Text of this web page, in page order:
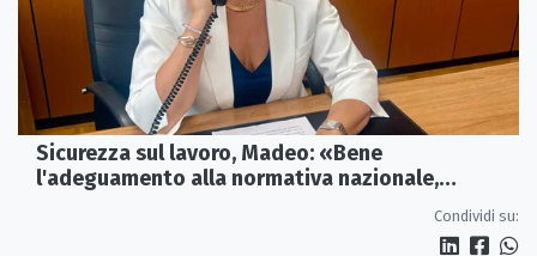
Sicurezza sul lavoro, Madeo: «Bene
l'adeguamento alla normativa nazionale,
Condividi su: